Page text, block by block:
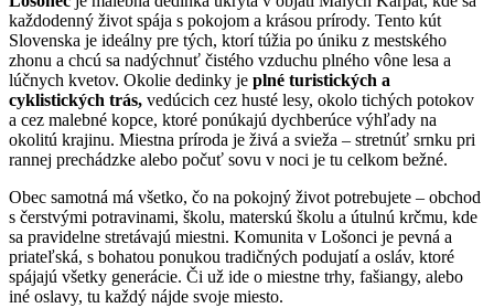
každodenný život spája s pokojom a krásou prírody. Tento kút
Slovenska je ideálny pre tých, ktorí túžia po úniku z mestského
zhonu a chcú sa nadýchnuť čistého vzduchu plného vône lesa a
lúčnych kvetov. Okolie dedinky je plné turistických a
cyklistických trás, vedúcich cez husté lesy, okolo tichých potokov
a cez malebné kopce, ktoré ponúkajú dychberúce výhľady na
okolitú krajinu. Miestna príroda je živá a svieža – stretnúť srnku pri
rannej prechádzke alebo počuť sovu v noci je tu celkom bežné.
Obec samotná má všetko, čo na pokojný život potrebujete – obchod
s čerstvými potravinami, školu, materskú školu a útulnú krčmu, kde
sa pravidelne stretávajú miestni. Komunita v Lošonci je pevná a
priateľská, s bohatou ponukou tradičných podujatí a osláv, ktoré
spájajú všetky generácie. Či už ide o miestne trhy, fašiangy, alebo
iné oslavy, tu každý nájde svoje miesto.